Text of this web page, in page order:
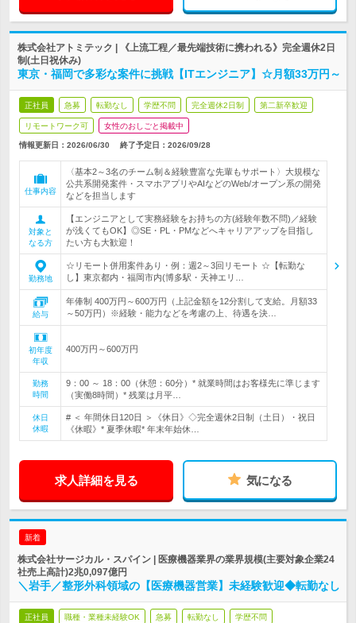
株式会社アトミテック | 《上流工程／最先端技術に携われる》完全週休2日
制(土日祝休み)
東京・福岡で多彩な案件に挑戦【ITエンジニア】☆月額33万円～
正社員 急募 転勤なし 学歴不問 完全週休2日制 第二新卒歓迎
リモートワーク可 女性のおしごと掲載中
情報更新日：2026/06/30 終了予定日： 2026/09/28
仕事内容
〈基本2～3名のチーム制＆経験豊富な先輩もサポート〉大規模な
公共系開発案件・スマホアプリやAIなどのWeb/オープン系の開発
などを担当します
対象と
なる方
【エンジニアとして実務経験をお持ちの方(経験年数不問)／経験
が浅くてもOK】◎SE・PL・PMなどへキャリアアップを目指し
たい方も大歓迎！
勤務地
☆リモート併用案件あり・例：週2～3回リモート ☆【転勤な
し】東京都内・福岡市内(博多駅・天神エリ…
給与
年俸制 400万円～600万円（上記金額を12分割して支給。月額33
～50万円）※経験・能力などを考慮の上、待遇を決…
初年度
年収
400万円～600万円
勤務
時間
9：00 ～ 18：00（休憩：60分）* 就業時間はお客様先に準じます
（実働8時間）* 残業は月平…
休日
休暇
# ＜ 年間休日120日 ＞《休日》◇完全週休2日制（土日）・祝日
《休暇》* 夏季休暇* 年末年始休…
求人詳細を見る 気になる
新着
株式会社サージカル・スパイン | 医療機器業界の業界規模(主要対象企業24
社売上高計)2兆0,097億円
＼岩手／整形外科領域の【医療機器営業】未経験歓迎◆転勤なし
正社員 職種・業種未経験OK 急募 転勤なし 学歴不問